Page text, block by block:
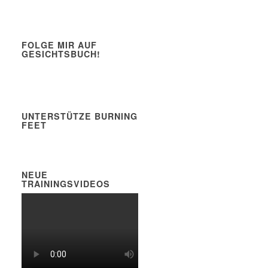
FOLGE MIR AUF
GESICHTSBUCH!
UNTERSTÜTZE BURNING
FEET
NEUE
TRAININGSVIDEOS